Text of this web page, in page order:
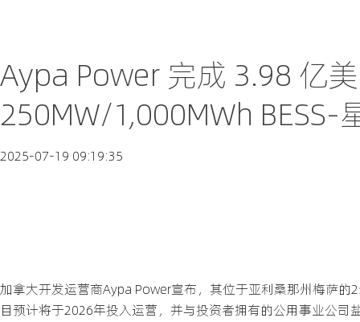
Aypa Power 完成 3.98 亿
250MW/1,000MWh
2025-07-19 09:19:35
加拿大开发运营商Aypa Power宣布，其位于亚利桑那州梅萨的
目预计将于2026年投入运营，并与投资者拥有的公用事业公司